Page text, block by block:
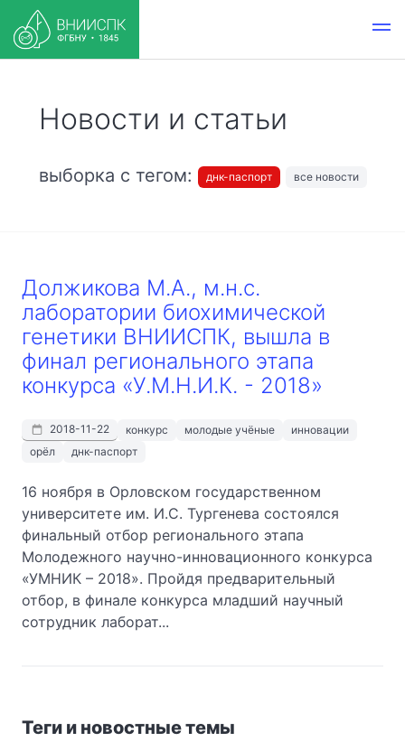
Новости и статьи
выборка с тегом: днк-паспорт все новости
Должикова М.А., м.н.с.
лаборатории биохимической
генетики ВНИИСПК, вышла в
финал регионального этапа
конкурса «У.М.Н.И.К. - 2018»
2018-11-22 конкурс молодые учёные
инновации
орёл
днк-паспорт
16 ноября в Орловском государственном
университете им. И.С. Тургенева состоялся
финальный отбор регионального этапа
Молодежного научно-инновационного конкурса
«УМНИК – 2018». Пройдя предварительный
отбор, в финале конкурса младший научный
сотрудник лаборат...
Теги и новостные темы